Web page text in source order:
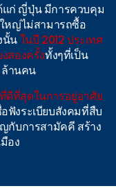
แก่ ญี่ปุ่น มีการควบคุม
หญ่ไม่สามารถซื้อ
นั้นในปี 2012 ประเทศ
สองครั้งทั้งๆที่เป็น
ล้านคน
ดีที่สุดในการอยู่อาศัย
ฟังระเบียบสังคมที่สืบ
กับการสามัคคี สร้าง
อง